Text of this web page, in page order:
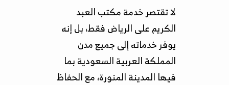
لا تقتصر خدمة مكتب العبد
الكريم على الرياض فقط، بل إنه
يوفر خدماته إلى جميع مدن
المملكة العربية السعودية بما
فيها المدينة المنورة، مع الحفاظ